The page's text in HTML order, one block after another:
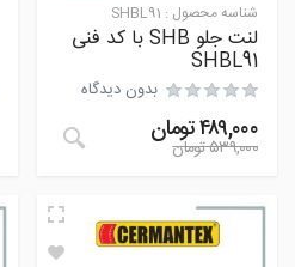
شناسه محصول : SHBL91
لنت جلو SHB با کد فنی
SHBL91
بدون دیدگاه
۴۸۹,۰۰۰تومان
۵۳۹,۰۰۰تومان